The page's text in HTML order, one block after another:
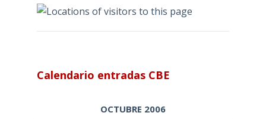
Calendario entradas CBE
OCTUBRE 2006